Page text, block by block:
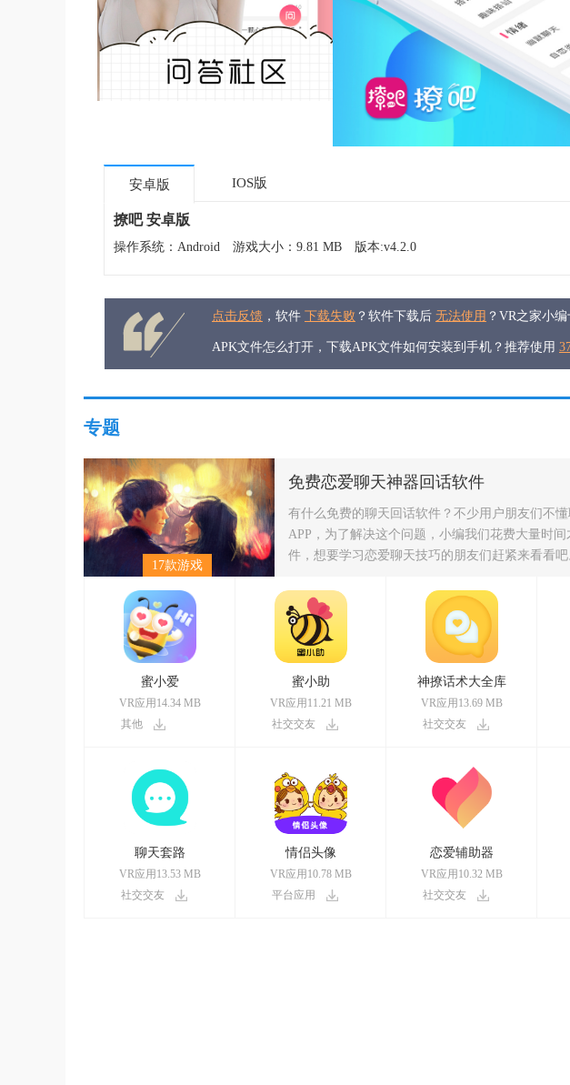
安卓版 IOS版
撩吧 安卓版
操作系统：Android 游戏大小：9.81 MB 版本:v4.2.0
点击反馈 ，软件 下载失败 ？软件下载后 无法使用 ？VR之家小
APK文件怎么打开，下载APK文件如何安装到手机？推荐使用
专题
免费回话聊天神器软件下载
17款游戏
免费恋爱聊天神器回话软件
有什么免费的聊天回话软件？不少用户朋友们不
APP，为了解决这个问题，小编我们花费大量时
件，想要学习恋爱聊天技巧的朋友们赶紧来看看吧
蜜小爱
VR应用14.34 MB
其他
蜜小助
VR应用11.21 MB
社交交友
神撩话术大全库
VR应用13.69 MB
社交交友
聊天套路
VR应用13.53 MB
社交交友
情侣头像
VR应用10.78 MB
平台应用
恋爱辅助器
VR应用10.32 MB
社交交友